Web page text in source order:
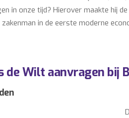
in onze tijd? Hierover maakte hij
in de eerste moderne
Inc. en een documentaire
over kunst voor bladen als
uitgever.
Wilt aanvragen bij